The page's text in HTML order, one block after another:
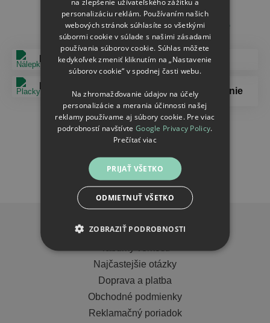
Další doporučené kategorie
Nálepky Magnetky
PF a blahoželanie
Hokejové puky
Dôležité info
Najčastejšie otázky
Doprava a platba
Obchodné podmienky
Reklamačný poriadok
personalizáciu reklám. Používaním našich
webových stránok súhlasíte so všetkými
súbormi cookie v súlade s našimi zásadami
používania súborov cookie. Súhlas môžete
kedykoľvek zmeniť kliknutím na „Nastavenie
súborov cookie“ v spodnej časti webu.
Na zhromažďovanie údajov na účely
personalizácie a merania účinnosti našej
reklamy používame aj súbory cookie. Pre viac
podrobností navštívte Google Privacy Policy.
Prečítať viac
PRIJAŤ VŠETKO
ODMIETNUŤ VŠETKO
ZOBRAZIŤ PODROBNOSTI